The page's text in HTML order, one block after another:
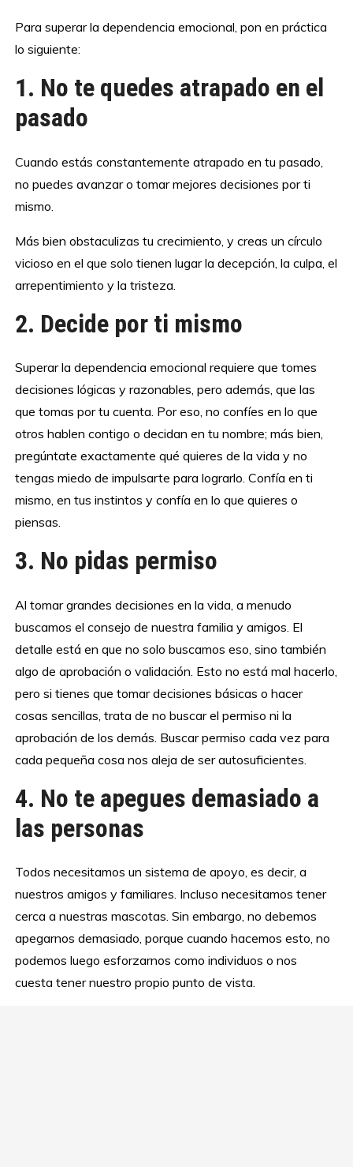
Para superar la dependencia emocional, pon en práctica
lo siguiente:
1. No te quedes atrapado en el
pasado
Cuando estás constantemente atrapado en tu pasado,
no puedes avanzar o tomar mejores decisiones por ti
mismo.
Más bien obstaculizas tu crecimiento, y creas un círculo
vicioso en el que solo tienen lugar la decepción, la culpa, el
arrepentimiento y la tristeza.
2. Decide por ti mismo
Superar la dependencia emocional requiere que tomes
decisiones lógicas y razonables, pero además, que las
que tomas por tu cuenta. Por eso, no confíes en lo que
otros hablen contigo o decidan en tu nombre; más bien,
pregúntate exactamente qué quieres de la vida y no
tengas miedo de impulsarte para lograrlo. Confía en ti
mismo, en tus instintos y confía en lo que quieres o
piensas.
3. No pidas permiso
Al tomar grandes decisiones en la vida, a menudo
buscamos el consejo de nuestra familia y amigos. El
detalle está en que no solo buscamos eso, sino también
algo de aprobación o validación. Esto no está mal hacerlo,
pero si tienes que tomar decisiones básicas o hacer
cosas sencillas, trata de no buscar el permiso ni la
aprobación de los demás. Buscar permiso cada vez para
cada pequeña cosa nos aleja de ser autosuficientes.
4. No te apegues demasiado a
las personas
Todos necesitamos un sistema de apoyo, es decir, a
nuestros amigos y familiares. Incluso necesitamos tener
cerca a nuestras mascotas. Sin embargo, no debemos
apegarnos demasiado, porque cuando hacemos esto, no
podemos luego esforzarnos como individuos o nos
cuesta tener nuestro propio punto de vista.